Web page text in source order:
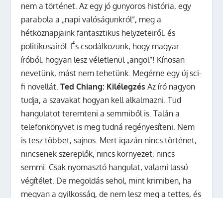
nem a történet. Az egy jó gunyoros história, egy
parabola a „napi valóságunkról”, meg a
hétköznapjaink fantasztikus helyzeteiről, és
politikusairól. És csodálkozunk, hogy magyar
íróból, hogyan lesz véletlenül „angol”! Kínosan
nevetünk, mást nem tehetünk. Megérne egy új sci-
fi novellát.Ted Chiang: Kilélegzés Az író nagyon
tudja, a szavakat hogyan kell alkalmazni. Tud
hangulatot teremteni a semmiből is. Talán a
telefonkönyvet is meg tudná regényesíteni. Nem
is tesz többet, sajnos. Mert igazán nincs történet,
nincsenek szereplők, nincs környezet, nincs
semmi. Csak nyomasztó hangulat, valami lassú
végítélet. De megoldás sehol, mint krimiben, ha
megvan a gyilkosság, de nem lesz meg a tettes, és